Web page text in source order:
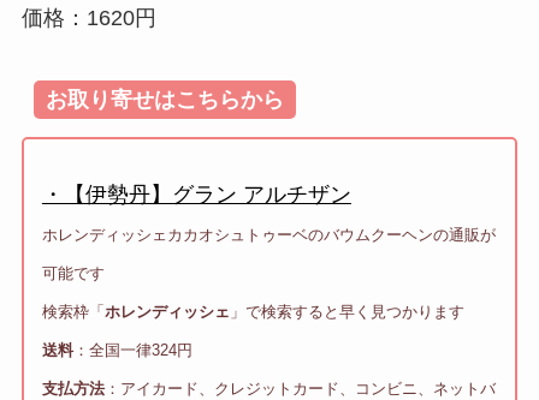
価格：1620円
お取り寄せはこちらから
・【伊勢丹】グラン アルチザン
ホレンディッシェカカオシュトゥーベのバウムクーヘンの通販が
可能です
検索枠「 ホレンディッシェ 」で検索すると早く見つかります
送料：全国一律324円
支払方法：アイカード、クレジットカード、コンビニ、ネットバ